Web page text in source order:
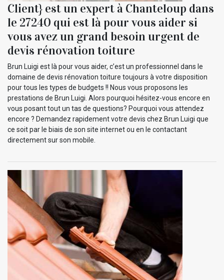
Client} est un expert à Chanteloup dans
le 27240 qui est là pour vous aider si
vous avez un grand besoin urgent de
devis rénovation toiture
Brun Luigi est là pour vous aider, c’est un professionnel dans le
domaine de devis rénovation toiture toujours à votre disposition
pour tous les types de budgets !! Nous vous proposons les
prestations de Brun Luigi. Alors pourquoi hésitez-vous encore en
vous posant tout un tas de questions? Pourquoi vous attendez
encore ? Demandez rapidement votre devis chez Brun Luigi que
ce soit par le biais de son site internet ou en le contactant
directement sur son mobile.